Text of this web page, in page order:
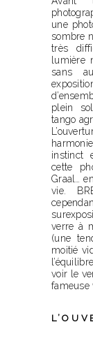
une
sombre
très
lumière
sans
plein
tango
instinct
cette
Graal…
vie.
verre à
(une
moitié
voir le
fameuse